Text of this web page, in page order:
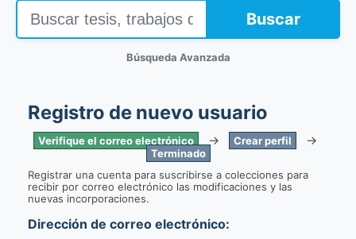
Buscar
Búsqueda Avanzada
Registro de nuevo usuario
Verifique el correo electrónico → Crear perfil →
Terminado
Registrar una cuenta para suscribirse a colecciones para
recibir por correo electrónico las modificaciones y las
nuevas incorporaciones.
Dirección de correo electrónico: